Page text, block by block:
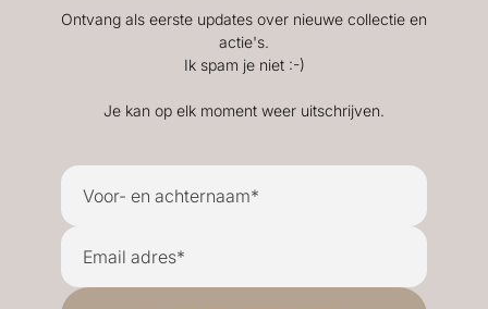
Ontvang als eerste updates over nieuwe collectie en
actie's.
Ik spam je niet :-)
Je kan op elk moment weer uitschrijven.